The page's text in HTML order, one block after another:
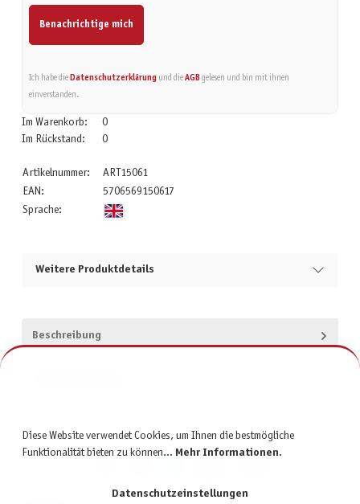
Benachrichtige mich
Ich habe die Datenschutzerklärungund die AGBgelesen und bin mit ihnen
einverstanden.
Im Warenkorb:
0
Im Rückstand:
0
Artikelnummer:
ART15061
EAN:
5706569150617
Sprache:
Weitere Produktdetails
Beschreibung
Diese Website verwendet Cookies, um Ihnen die bestmögliche
Funktionalität bieten zu können... Mehr Informationen.
Datenschutzeinstellungen